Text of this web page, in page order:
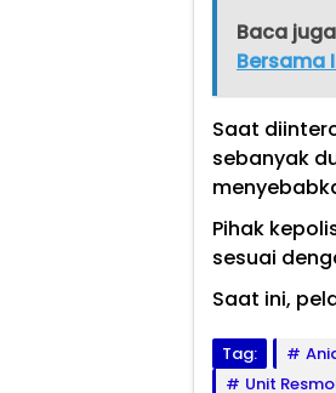
Baca
Bersama
Saat
sebanyak
Pihak
sesuai
Saat ini,
Tag:
Unit